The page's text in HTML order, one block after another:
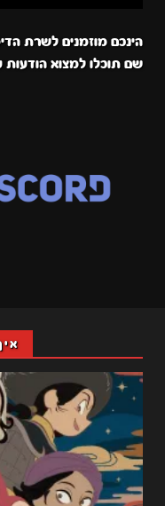
הינכם מוזמנים לשרת
שם תוכלו למצוא הודעות